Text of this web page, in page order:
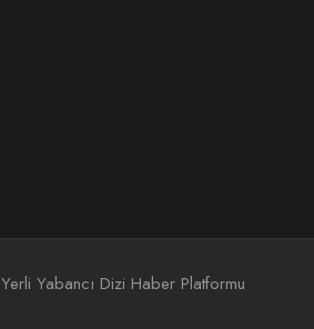
Yerli Yabancı Dizi Haber Platformu